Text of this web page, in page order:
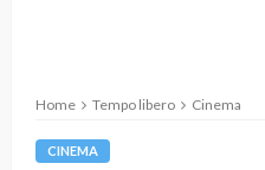
Home Tempo libero Cinema
CINEMA